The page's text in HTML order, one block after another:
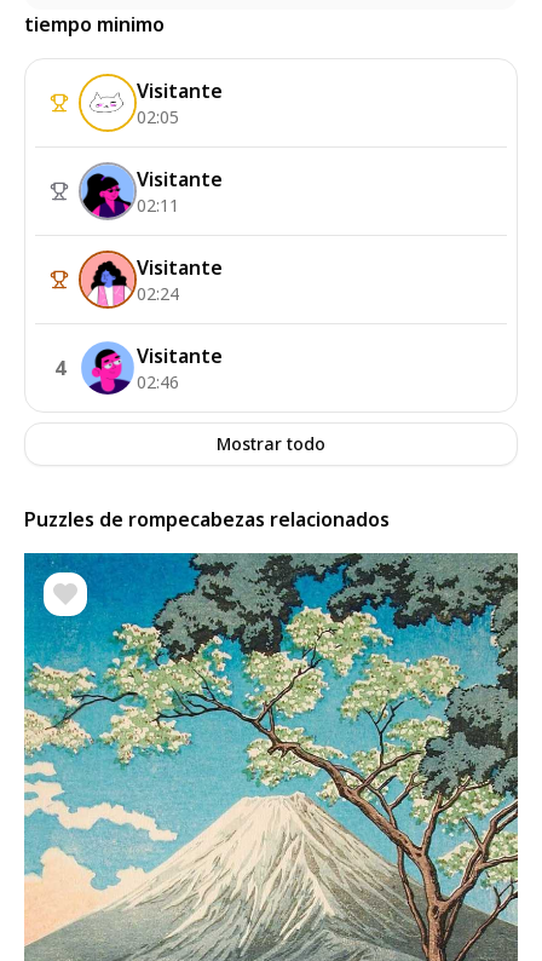
tiempo minimo
Visitante
02:05
Visitante
02:11
Visitante
02:24
4 Visitante
02:46
Mostrar todo
Puzzles de rompecabezas relacionados